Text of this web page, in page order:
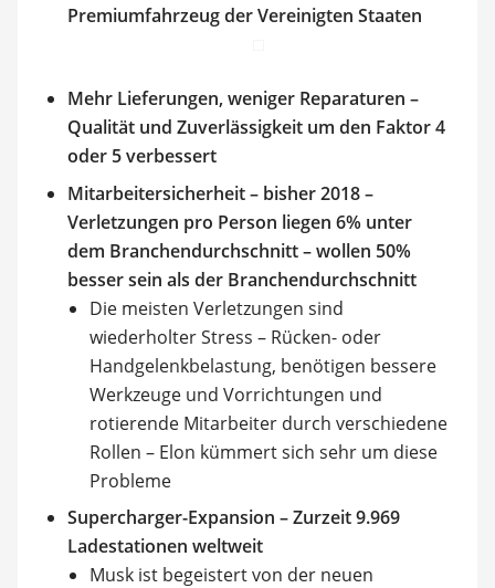
Premiumfahrzeug der Vereinigten Staaten
Mehr Lieferungen, weniger Reparaturen –
Qualität und Zuverlässigkeit um den Faktor 4
oder 5 verbessert
Mitarbeitersicherheit – bisher 2018 –
Verletzungen pro Person liegen 6% unter
dem Branchendurchschnitt – wollen 50%
besser sein als der Branchendurchschnitt
Die meisten Verletzungen sind
wiederholter Stress – Rücken- oder
Handgelenkbelastung, benötigen bessere
Werkzeuge und Vorrichtungen und
rotierende Mitarbeiter durch verschiedene
Rollen – Elon kümmert sich sehr um diese
Probleme
Supercharger-Expansion – Zurzeit 9.969
Ladestationen weltweit
Musk ist begeistert von der neuen